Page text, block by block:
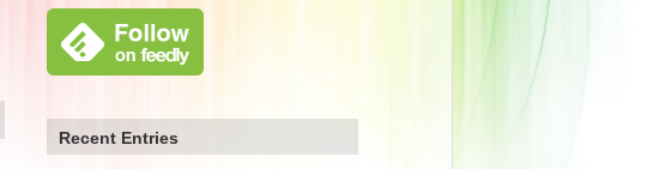
Recent Entries